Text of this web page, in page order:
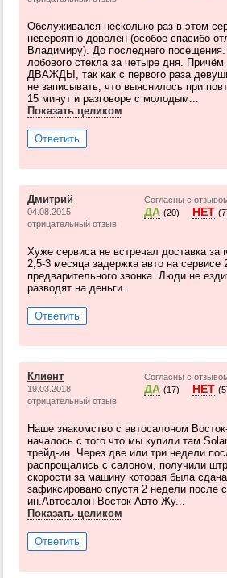
Обслуживался несколько раз в этом
невероятно доволен (особое спасибо
Владимиру). До последнего
лобового стекла за четыре дня.
ДВАЖДЫ, так как с первого раза
не записывать, что выяснилось при
15 минут и разговоре с молодым...
Показать целиком
Ответить
Дмитрий
04.08.2015
отрицательный отзыв
Согласны с
ДА (20) НЕТ
Хуже сервиса не встречал доставка
2,5-3 месяца задержка авто на сервисе
предварительного звонка. Люди не
разводят на деньги.
Ответить
Клиент
19.03.2018
отрицательный отзыв
Согласны с
ДА (17) НЕТ
Наше знакомство с автосалоном
началось с того что мы купили там
трейд-ин. Через две или три недели
распрощались с салоном, получили
скорости за машину которая была
зафиксировано спустя 2 недели после
ин.Автосалон Восток-Авто Жу...
Показать целиком
Ответить